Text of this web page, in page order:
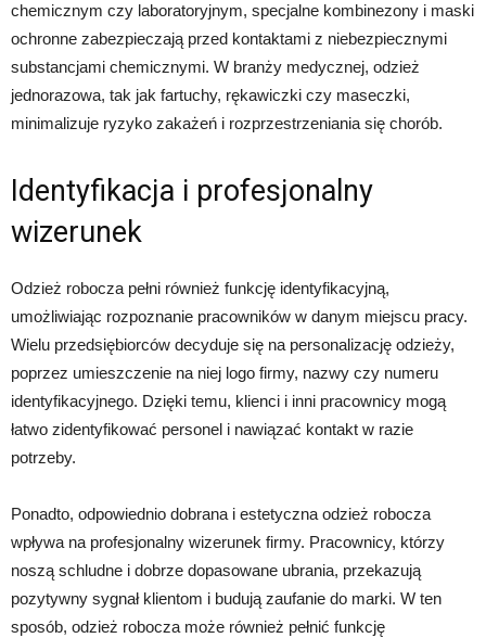
chemicznym czy laboratoryjnym, specjalne kombinezony i maski
ochronne zabezpieczają przed kontaktami z niebezpiecznymi
substancjami chemicznymi. W branży medycznej, odzież
jednorazowa, tak jak fartuchy, rękawiczki czy maseczki,
minimalizuje ryzyko zakażeń i rozprzestrzeniania się chorób.
Identyfikacja i profesjonalny
wizerunek
Odzież robocza pełni również funkcję identyfikacyjną,
umożliwiając rozpoznanie pracowników w danym miejscu pracy.
Wielu przedsiębiorców decyduje się na personalizację odzieży,
poprzez umieszczenie na niej logo firmy, nazwy czy numeru
identyfikacyjnego. Dzięki temu, klienci i inni pracownicy mogą
łatwo zidentyfikować personel i nawiązać kontakt w razie
potrzeby.
Ponadto, odpowiednio dobrana i estetyczna odzież robocza
wpływa na profesjonalny wizerunek firmy. Pracownicy, którzy
noszą schludne i dobrze dopasowane ubrania, przekazują
pozytywny sygnał klientom i budują zaufanie do marki. W ten
sposób, odzież robocza może również pełnić funkcję